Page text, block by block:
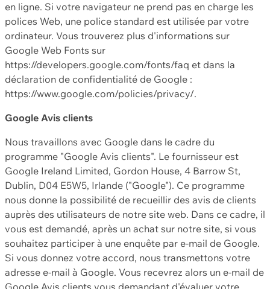
en ligne. Si votre navigateur ne prend pas en charge les
polices Web, une police standard est utilisée par votre
ordinateur. Vous trouverez plus d'informations sur
Google Web Fonts sur
https://developers.google.com/fonts/faq et dans la
déclaration de confidentialité de Google :
https://www.google.com/policies/privacy/.
Google Avis clients
Nous travaillons avec Google dans le cadre du
programme "Google Avis clients". Le fournisseur est
Google Ireland Limited, Gordon House, 4 Barrow St,
Dublin, D04 E5W5, Irlande ("Google"). Ce programme
nous donne la possibilité de recueillir des avis de clients
auprès des utilisateurs de notre site web. Dans ce cadre, il
vous est demandé, après un achat sur notre site, si vous
souhaitez participer à une enquête par e-mail de Google.
Si vous donnez votre accord, nous transmettons votre
adresse e-mail à Google. Vous recevrez alors un e-mail de